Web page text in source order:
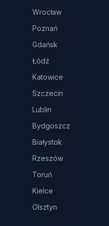
Wrocław
Poznań
Gdańsk
Łódź
Katowice
Szczecin
Lublin
Bydgoszcz
Białystok
Rzeszów
Toruń
Kielce
Olsztyn